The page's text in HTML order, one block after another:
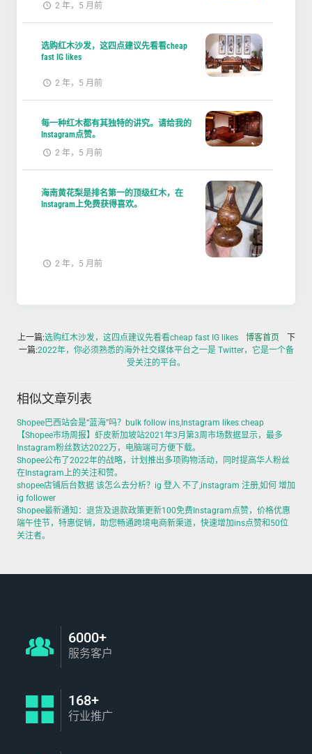
2 年，5 月前
选购红木沙发，这四点建议先看看cheap
fast IG likes
2 年，5 月前
每一种红木都有其独特的讲究。请给我的
Instagram点赞。
2 年，5 月前
海南黄花梨是排名第一的顶级红木，在
Instagram上免费获得喜欢。
2 年，5 月前
上一篇:选购红木沙发，这四点建议先看看cheap fast IG likes 博客首页
下
一篇:2022年，你必须熟悉的海外社交媒体平台之一是 Twitter，它是一个备
受关注的平台。
相似文章列表
Shopee巴西站会是“蓝海”吗？bulk follow ins,Instagram likes cheap
【Shopee市场周报】虾皮新加坡站2021年3月第3周市场数据显示，最多
Instagram粉丝数达2022万，电脑端可方便下载。
Shopee公布了2022年的战略，计划推出多项购物活动，同时提高华人粉丝
在Instagram上的关注和赞。
shopee店铺后台数据 该怎么去分析？ig 登入 不了,instagram 注册,如何 增加
ig follower
Shopee最新通知：退货及退款政策更新100免费Instagram点赞，价格优惠
端午佳节，特惠促销，助您畅通跨境电商新渠道，快速增加ins点赞和50位
关注者。
6000+
服务客户
168+
行业推广